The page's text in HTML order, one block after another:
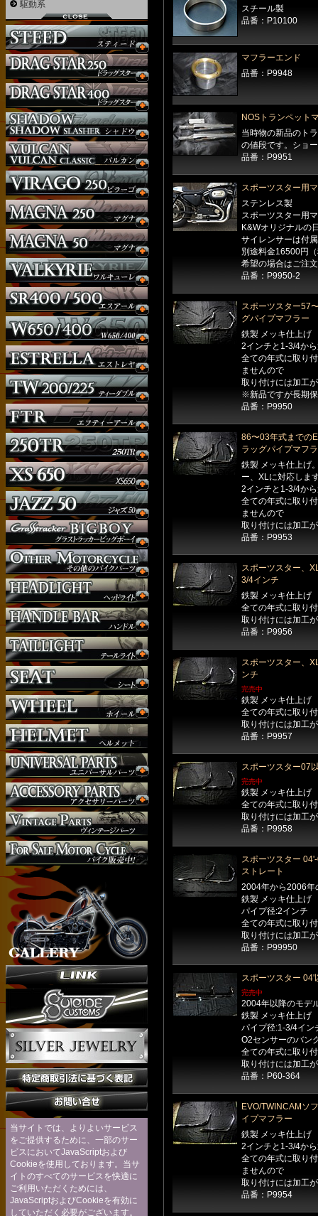
スチール製
品番：P10100
マフラーエンド
品番：P9948
NOSトランペット
当時物の新品のト
の値段です。ショ
品番：P9951
スポーツスター用
ステンレス製
スポーツスター用
K&Wオリジナルの
サイレンサーは付
別途料金16500円
希望の場合はご注
品番：P9950-2
スポーツスター57
グパイプマフラー
鉄製 メッキ仕上げ
2インチと1-3/4か
全ての年式に取り
ませんので
取り付けには加工
※新品ですが長期
品番：P9950
86〜03年式までの
ラッグパイプマフ
鉄製 メッキ仕上げ
ー、XLに対応しま
2インチと1-3/4か
全ての年式に取り
ませんので
取り付けには加工
品番：P9953
スポーツスター、
3/4インチ
鉄製 メッキ仕上げ
全ての年式に取り
取り付けには加工
品番：P9956
スポーツスター、
ンチ
完売中
鉄製 メッキ仕上げ
全ての年式に取り
取り付けには加工
品番：P9957
スポーツスター07
完売中
鉄製 メッキ仕上げ
全ての年式に取り
取り付けには加工
品番：P9958
スポーツスター
ストレート
2004年から2006年
鉄製 メッキ仕上げ
パイプ径:2インチ
全ての年式に取り
取り付けには加工
品番：P99950
スポーツスター 04'
完売中
2004年以降のモデ
鉄製 メッキ仕上げ
パイプ径:1-3/4イン
O2センサーのバン
全ての年式に取り
取り付けには加工
品番：P60-364
EVO/TWINCAMソ
イプマフラー
鉄製 メッキ仕上げ
2インチと1-3/4か
全ての年式に取り
ませんので
取り付けには加工
品番：P9954
駆動系
ウインカー
オーダー
ガソリンタンク
サイドナンバー
サスペンション
シート
ジョッキーシフト
ハンドルバー
ハンドル周り
ヘッドライト
マフラー
外装パーツ
当サイトでは、よりよいサービス
をご提供するために、一部のサー
ビスにおいてJavaScriptおよび
Cookieを使用しております。当サ
イトのすべてのサービスを快適に
ご利用いただくためには、
JavaScriptおよびCookieを有効に
していただく必要がございます。